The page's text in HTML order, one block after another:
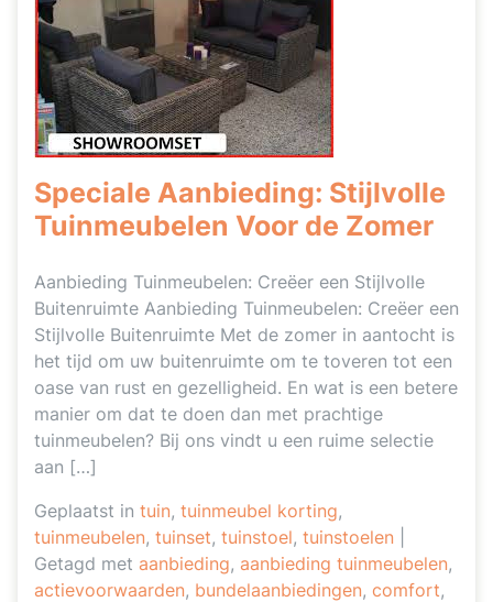
Speciale Aanbieding: Stijlvolle
Tuinmeubelen Voor de Zomer
Aanbieding Tuinmeubelen: Creëer een Stijlvolle
Buitenruimte Aanbieding Tuinmeubelen: Creëer een
Stijlvolle Buitenruimte Met de zomer in aantocht is
het tijd om uw buitenruimte om te toveren tot een
oase van rust en gezelligheid. En wat is een betere
manier om dat te doen dan met prachtige
tuinmeubelen? Bij ons vindt u een ruime selectie
aan […]
Geplaatst in tuin, tuinmeubel korting,
tuinmeubelen, tuinset, tuinstoel, tuinstoelen
Getagd met aanbieding, aanbieding tuinmeubelen,
actievoorwaarden, bundelaanbiedingen, comfort,